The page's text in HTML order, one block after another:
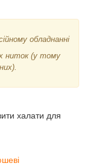
обладнанні
ниток (у тому
халати для